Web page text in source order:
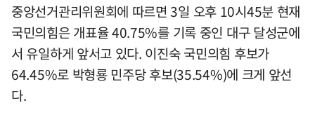
중앙선거관리위원회에 따르면 3일 오후 10시45분 현재
국민의힘은 개표율 40.75%를 기록 중인 대구 달성군에
서 유일하게 앞서고 있다. 이진숙 국민의힘 후보가
64.45%로 박형룡 민주당 후보(35.54%)에 크게 앞선
다.